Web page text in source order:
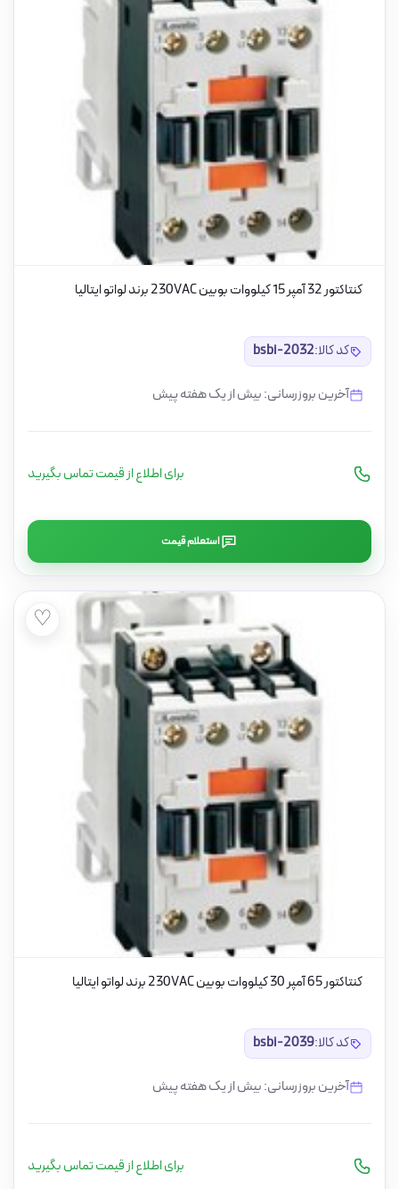
کنتاکتور 32 آمپر 15 کیلووات بوبین 230VAC برند لواتو ایتالیا
کد کالا:bsbi-2032
آخرین بروزرسانی: بیش از یک هفته پیش
برای اطلاع از قیمت تماس بگیرید
استعلام قیمت
♡
کنتاکتور 65 آمپر 30 کیلووات بوبین 230VAC برند لواتو ایتالیا
کد کالا:bsbi-2039
آخرین بروزرسانی: بیش از یک هفته پیش
برای اطلاع از قیمت تماس بگیرید